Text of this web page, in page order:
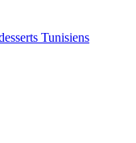
Tunisiens